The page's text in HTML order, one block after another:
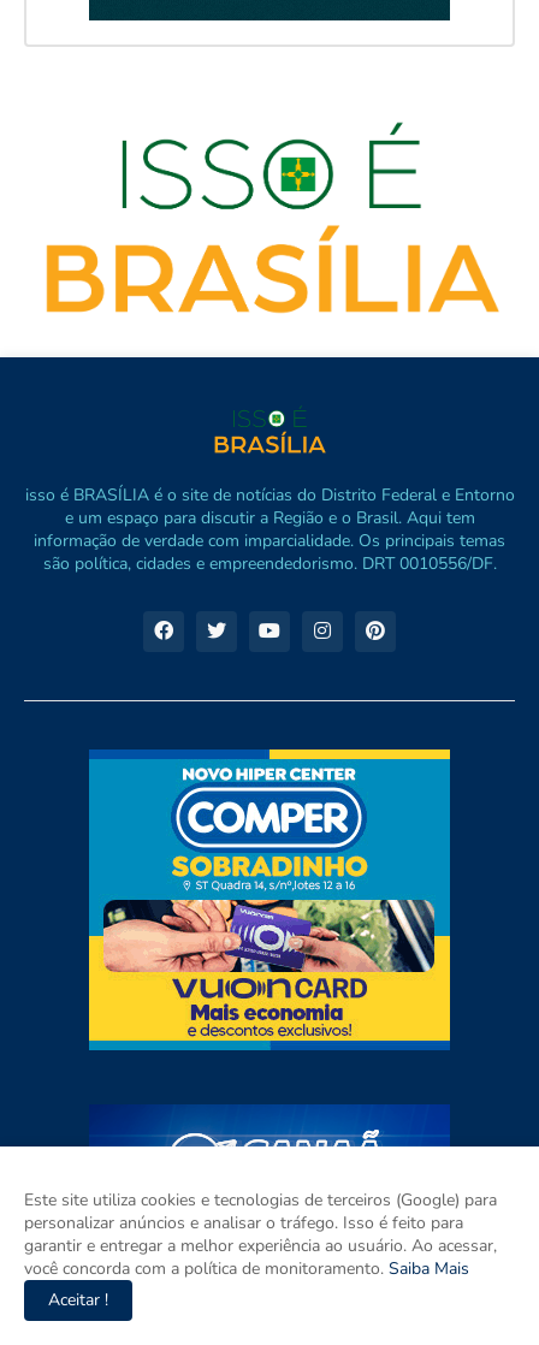
isso é BRASÍLIA é o site de notícias do Distrito Federal e Entorno
e um espaço para discutir a Região e o Brasil. Aqui tem
informação de verdade com imparcialidade. Os principais temas
são política, cidades e empreendedorismo. DRT 0010556/DF.
Este site utiliza cookies e tecnologias de terceiros (Google) para
personalizar anúncios e analisar o tráfego. Isso é feito para
garantir e entregar a melhor experiência ao usuário. Ao acessar,
você concorda com a política de monitoramento. Saiba Mais
Aceitar !